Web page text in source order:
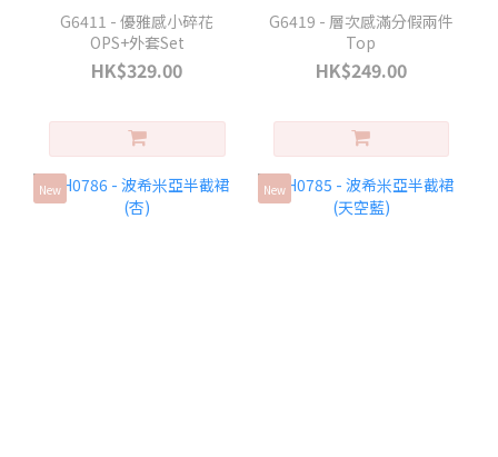
G6411 - 優雅感小碎花
OPS+外套Set
HK$329.00
G6419 - 層次感滿分假兩件
Top
HK$249.00
New New